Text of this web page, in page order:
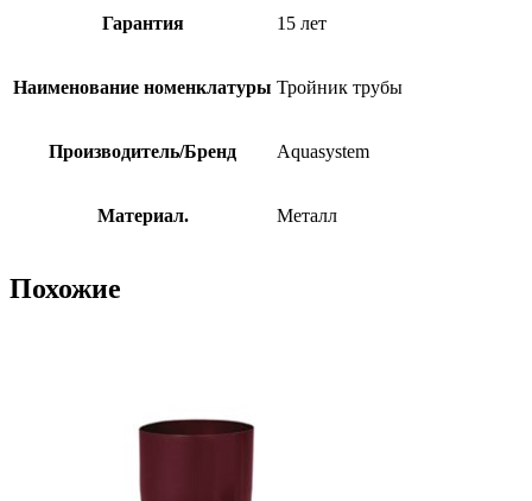
Гарантия 15 лет
Наименование номенклатуры Тройник трубы
Производитель/Бренд Aquasystem
Материал. Металл
Похожие